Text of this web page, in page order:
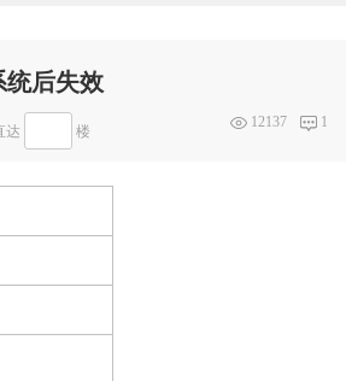
统后失效
达 楼
12137 1